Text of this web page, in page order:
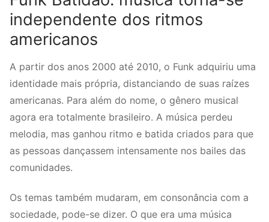
independente dos ritmos
americanos
A partir dos anos 2000 até 2010, o Funk adquiriu uma
identidade mais própria, distanciando de suas raízes
americanas. Para além do nome, o gênero musical
agora era totalmente brasileiro. A música perdeu
melodia, mas ganhou ritmo e batida criados para que
as pessoas dançassem intensamente nos bailes das
comunidades.
Os temas também mudaram, em consonância com a
sociedade, pode-se dizer. O que era uma música